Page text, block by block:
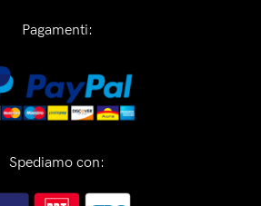
Pagamenti:
Spediamo con: